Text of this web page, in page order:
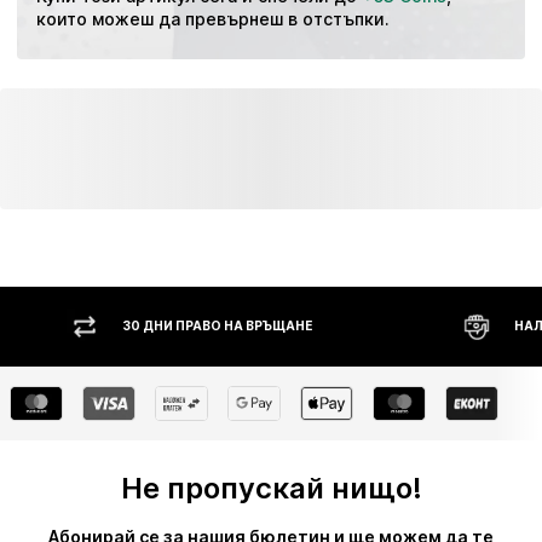
които можеш да превърнеш в отстъпки.
30 ДНИ ПРАВО НА ВРЪЩАНЕ
Не пропускай нищо!
Абонирай се за нашия бюлетин и ще можем да те